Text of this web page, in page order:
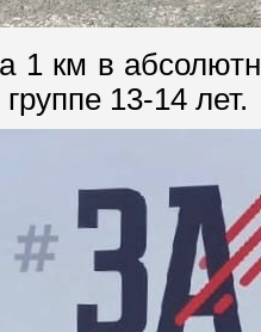
1 км в
13-14 лет.